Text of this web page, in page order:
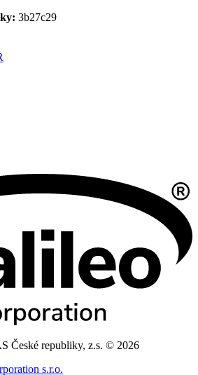
3b27c29
České republiky, z.s. © 2026
s.r.o.